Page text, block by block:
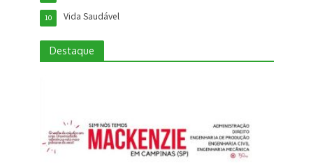
Vida Saudável
10
Destaque